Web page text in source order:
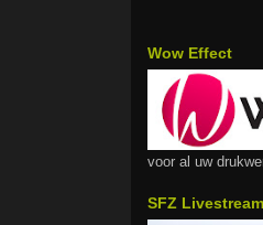
Wow Effect
voor al uw
SFZ